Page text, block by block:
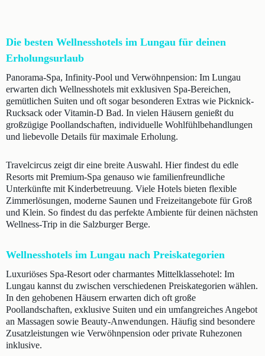
Die besten Wellnesshotels im Lungau für deinen
Erholungsurlaub
Panorama-Spa, Infinity-Pool und Verwöhnpension: Im Lungau
erwarten dich Wellnesshotels mit exklusiven Spa-Bereichen,
gemütlichen Suiten und oft sogar besonderen Extras wie Picknick-
Rucksack oder Vitamin-D Bad. In vielen Häusern genießt du
großzügige Poollandschaften, individuelle Wohlfühlbehandlungen
und liebevolle Details für maximale Erholung.
Travelcircus zeigt dir eine breite Auswahl. Hier findest du edle
Resorts mit Premium-Spa genauso wie familienfreundliche
Unterkünfte mit Kinderbetreuung. Viele Hotels bieten flexible
Zimmerlösungen, moderne Saunen und Freizeitangebote für Groß
und Klein. So findest du das perfekte Ambiente für deinen nächsten
Wellness-Trip in die Salzburger Berge.
Wellnesshotels im Lungau nach Preiskategorien
Luxuriöses Spa-Resort oder charmantes Mittelklassehotel: Im
Lungau kannst du zwischen verschiedenen Preiskategorien wählen.
In den gehobenen Häusern erwarten dich oft große
Poollandschaften, exklusive Suiten und ein umfangreiches Angebot
an Massagen sowie Beauty-Anwendungen. Häufig sind besondere
Zusatzleistungen wie Verwöhnpension oder private Ruhezonen
inklusive.